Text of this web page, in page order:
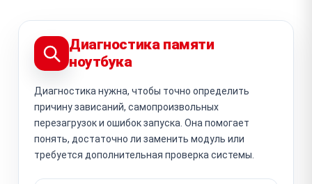
Диагностика памяти
ноутбука
Диагностика нужна, чтобы точно определить
причину зависаний, самопроизвольных
перезагрузок и ошибок запуска. Она помогает
понять, достаточно ли заменить модуль или
требуется дополнительная проверка системы.